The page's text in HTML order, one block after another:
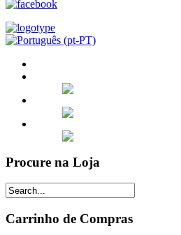
Procure na Loja
Carrinho de Compras